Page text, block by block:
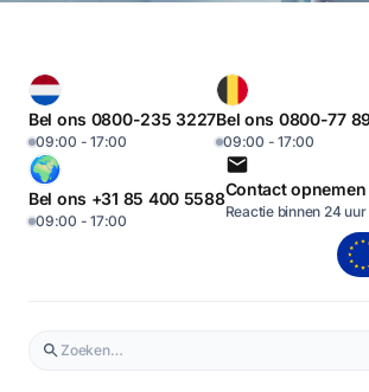
Bel ons 0800-235 3227
09:00 - 17:00
Bel ons 0800-77
09:00 - 17:00
Bel ons +31 85 400 5588
09:00 - 17:00
Contact opnemen
Reactie binnen 24 uur